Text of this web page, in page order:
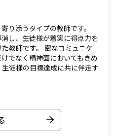
り添うタイプの教師です。
し、生徒様が着実に得点力を
教師です。 密なコミュニケ
でなく精神面においてもきめ
徒様の目標達成に共に伴走す